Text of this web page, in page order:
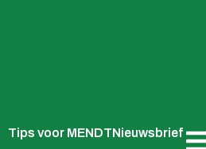
Tips voor MENDTNieuwsbrief